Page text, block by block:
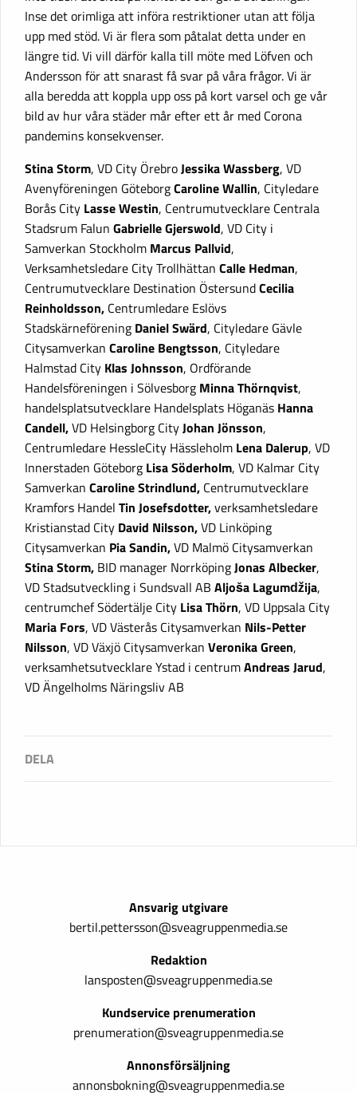
Inse det orimliga att införa restriktioner utan att följa
upp med stöd. Vi är flera som påtalat detta under en
längre tid. Vi vill därför kalla till möte med Löfven och
Andersson för att snarast få svar på våra frågor. Vi är
alla beredda att koppla upp oss på kort varsel och ge vår
bild av hur våra städer mår efter ett år med Corona
pandemins konsekvenser.
Stina Storm, VD City ÖrebroJessika Wassberg, VD
Avenyföreningen GöteborgCaroline Wallin, Cityledare
Borås City Lasse Westin, Centrumutvecklare Centrala
Stadsrum Falun Gabrielle Gjerswold, VD City i
Samverkan Stockholm Marcus Pallvid,
Verksamhetsledare City Trollhättan Calle Hedman,
Centrumutvecklare Destination ÖstersundCecilia
Reinholdsson, Centrumledare Eslövs
Stadskärneförening Daniel Swärd, Cityledare Gävle
Citysamverkan Caroline Bengtsson, Cityledare
Halmstad City Klas Johnsson, Ordförande
Handelsföreningen i Sölvesborg Minna Thörnqvist,
handelsplatsutvecklare Handelsplats Höganäs Hanna
Candell,VD Helsingborg CityJohan Jönsson,
Centrumledare HessleCity Hässleholm Lena Dalerup, VD
Innerstaden Göteborg Lisa Söderholm, VD Kalmar City
Samverkan Caroline Strindlund, Centrumutvecklare
Kramfors Handel Tin Josefsdotter,verksamhetsledare
Kristianstad City David Nilsson,VD Linköping
Citysamverkan Pia Sandin,VD Malmö Citysamverkan
Stina Storm, BID manager NorrköpingJonas Albecker,
VD Stadsutveckling i Sundsvall AB Aljoša Lagumǆija,
centrumchef Södertälje City Lisa Thörn, VD Uppsala City
Maria Fors, VD Västerås Citysamverkan Nils-Petter
Nilsson, VD Växjö Citysamverkan Veronika Green,
verksamhetsutvecklare Ystad i centrumAndreas Jarud,
VD Ängelholms Näringsliv AB
Ansvarig utgivare
bertil.pettersson@sveagruppenmedia.se
Redaktion
lansposten@sveagruppenmedia.se
Kundservice prenumeration
prenumeration@sveagruppenmedia.se
Annonsförsäljning
annonsbokning@sveagruppenmedia.se